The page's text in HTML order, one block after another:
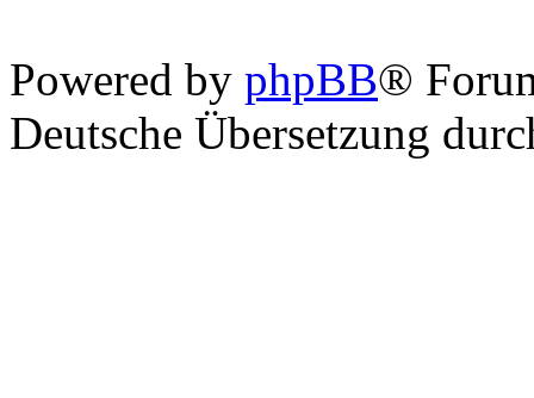
Powered by phpBB®
Deutsche Übersetzung